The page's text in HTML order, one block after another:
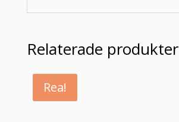
Relaterade produkter
Rea!